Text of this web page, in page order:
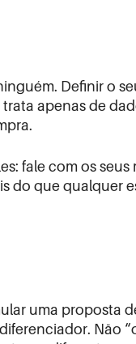
Definir o
apenas de
fale com os
do que qualquer
uma proposta
Não